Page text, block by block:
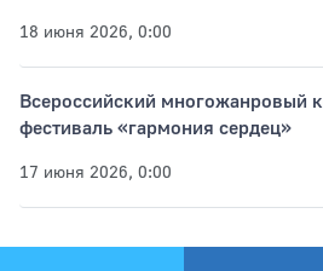
18 июня 2026, 0:00
Всероссийский многожанровый
фестиваль «гармония сердец»
17 июня 2026, 0:00